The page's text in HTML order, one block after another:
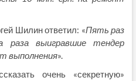
Шилин ответил: «Пять раз
раза выигравшие тендер
выполнения».
очень «секретную»